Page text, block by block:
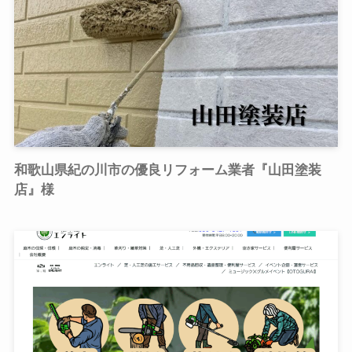
和歌山県紀の川市の優良リフォーム業者『山田塗装
店』様